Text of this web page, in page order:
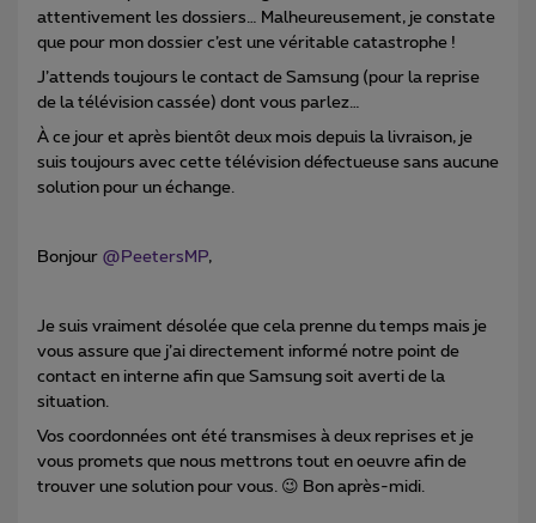
attentivement les dossiers… Malheureusement, je constate
que pour mon dossier c’est une véritable catastrophe !
J’attends toujours le contact de Samsung (pour la reprise
de la télévision cassée) dont vous parlez…
À ce jour et après bientôt deux mois depuis la livraison, je
suis toujours avec cette télévision défectueuse sans aucune
solution pour un échange.
Bonjour ​ @PeetersMP,
Je suis vraiment désolée que cela prenne du temps mais je
vous assure que j’ai directement informé notre point de
contact en interne afin que Samsung soit averti de la
situation.
Vos coordonnées ont été transmises à deux reprises et je
vous promets que nous mettrons tout en oeuvre afin de
trouver une solution pour vous. 😉 Bon après-midi.